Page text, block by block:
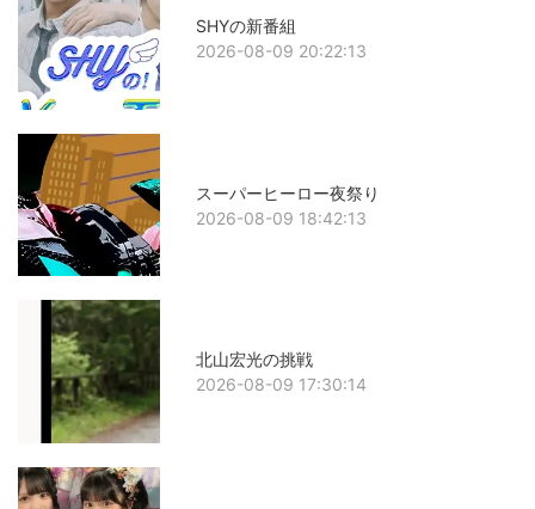
SHYの新番組
2026-08-09 20:22:13
スーパーヒーロー夜祭り
2026-08-09 18:42:13
北山宏光の挑戦
2026-08-09 17:30:14